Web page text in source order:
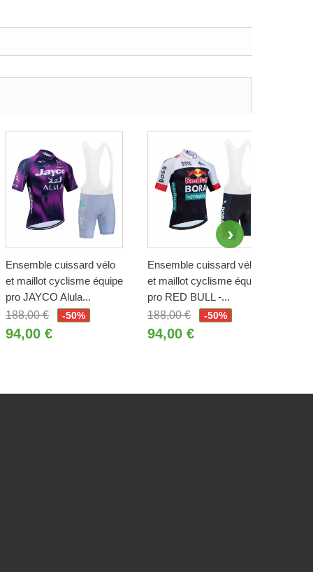
Ensemble cuissard vélo
et maillot cyclisme équipe
pro JAYCO Alula...
188,00 €
-50%
94,00 €
Ensemble cuissard vélo
et maillot cyclisme équipe
pro RED BULL -...
188,00 €
-50%
94,00 €